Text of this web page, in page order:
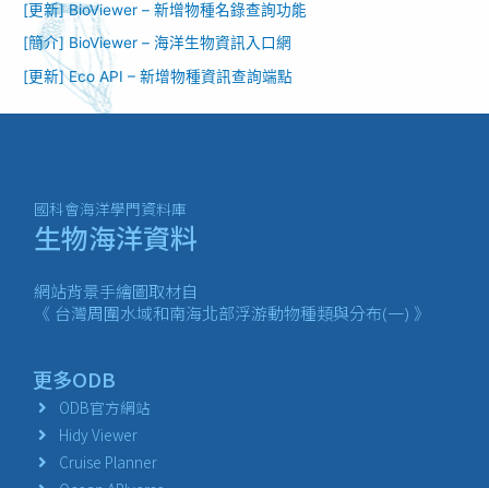
[更新] BioViewer – 新增物種名錄查詢功能​
[簡介] BioViewer – 海洋生物資訊入口網​
[更新] Eco API – 新增物種資訊查詢端點
國科會海洋學門資料庫
生物海洋資料
網站背景手繪圖取材自
《 台灣周圍水域和南海北部浮游動物種類與分布(一) 》
更多ODB
ODB官方網站
Hidy Viewer
Cruise Planner